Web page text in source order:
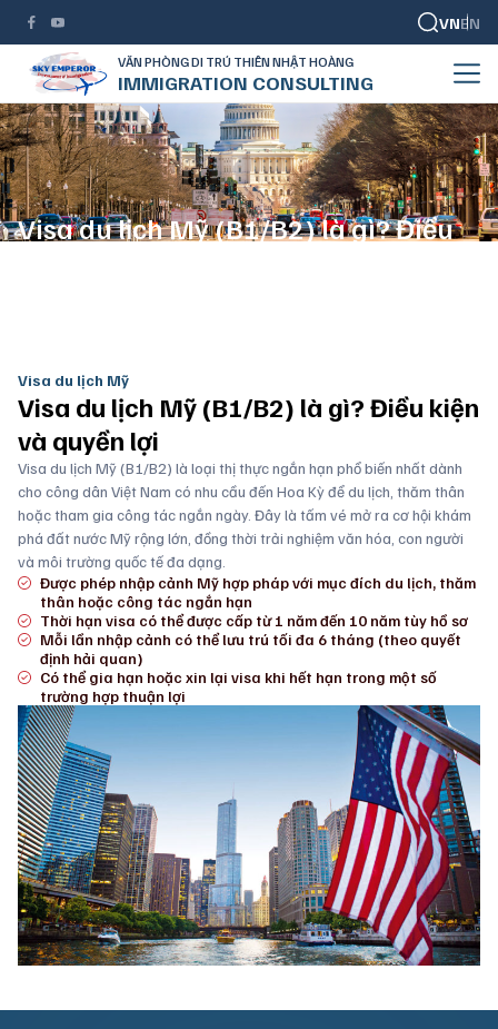
VNEN
VĂN PHÒNG DI TRÚ THIÊN NHẬT HOÀNG
IMMIGRATION CONSULTING
Visa du lịch Mỹ (B1/B2) là gì? Điều
Visa du lịch Mỹ
Visa du lịch Mỹ (B1/B2) là gì? Điều kiện
và quyền lợi
Visa du lịch Mỹ (B1/B2) là loại thị thực ngắn hạn phổ biến nhất dành
cho công dân Việt Nam có nhu cầu đến Hoa Kỳ để du lịch, thăm thân
hoặc tham gia công tác ngắn ngày. Đây là tấm vé mở ra cơ hội khám
phá đất nước Mỹ rộng lớn, đồng thời trải nghiệm văn hóa, con người
và môi trường quốc tế đa dạng.
Được phép nhập cảnh Mỹ hợp pháp với mục đích du lịch, thăm
thân hoặc công tác ngắn hạn
Thời hạn visa có thể được cấp từ 1 năm đến 10 năm tùy hồ sơ
Mỗi lần nhập cảnh có thể lưu trú tối đa 6 tháng (theo quyết
định hải quan)
Có thể gia hạn hoặc xin lại visa khi hết hạn trong một số
trường hợp thuận lợi